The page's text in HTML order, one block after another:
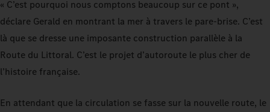
« C’est pourquoi nous comptons beaucoup sur ce pont »,
déclare Gerald en montrant la mer à travers le pare-brise. C’est
là que se dresse une imposante construction parallèle à la
Route du Littoral. C’est le projet d’autoroute le plus cher de
l’histoire française.
En attendant que la circulation se fasse sur la nouvelle route, le